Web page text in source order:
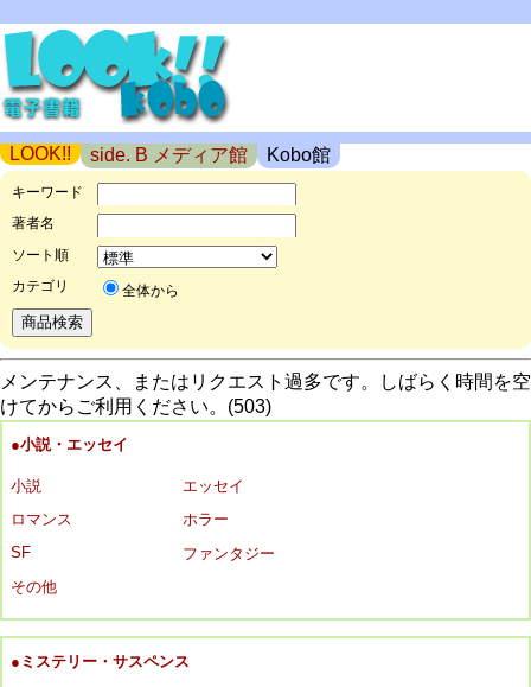
LOOK!! side. B メディア館 Kobo館
キーワード
著者名
ソート順
カテゴリ
全体から
メンテナンス、またはリクエスト過多です。しばらく時間を空
けてからご利用ください。(503)
●小説・エッセイ
小説
エッセイ
ロマンス
ホラー
SF
ファンタジー
その他
●ミステリー・サスペンス